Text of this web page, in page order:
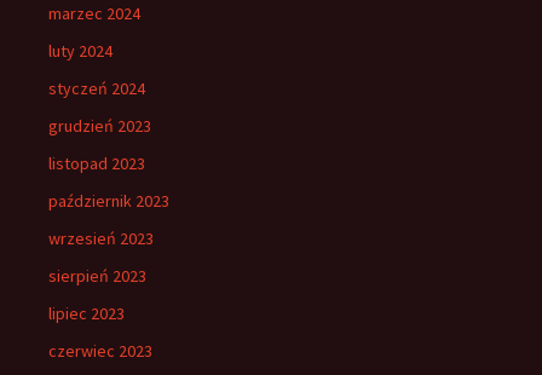
marzec 2024
luty 2024
styczeń 2024
grudzień 2023
listopad 2023
październik 2023
wrzesień 2023
sierpień 2023
lipiec 2023
czerwiec 2023